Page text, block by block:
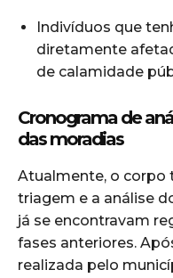
Indivíduos que
diretamente
de calamidade
Cronograma de
das moradias
Atualmente, o corpo
triagem e a análise
já se encontravam
fases anteriores.
realizada pelo